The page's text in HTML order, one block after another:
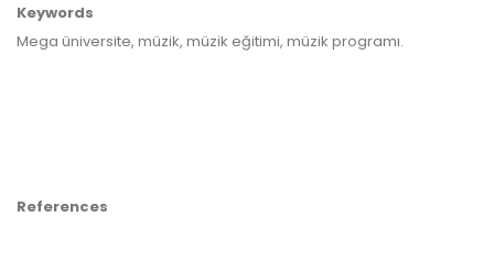
Keywords
Mega üniversite, müzik, müzik eğitimi, müzik programı.
References